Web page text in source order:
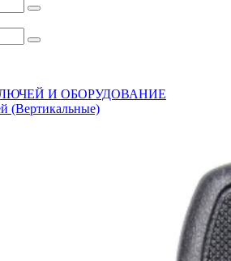
И ОБОРУДОВАНИЕ
(Вертикальные)